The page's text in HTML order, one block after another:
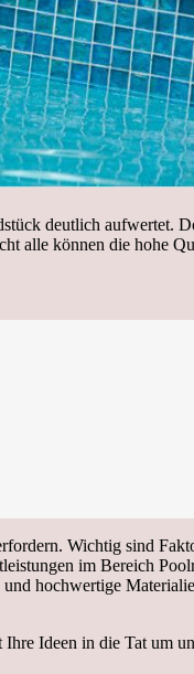
deutlich aufwertet.
alle können die hohe
Wichtig sind
im Bereich
hochwertige
Ideen in die Tat um